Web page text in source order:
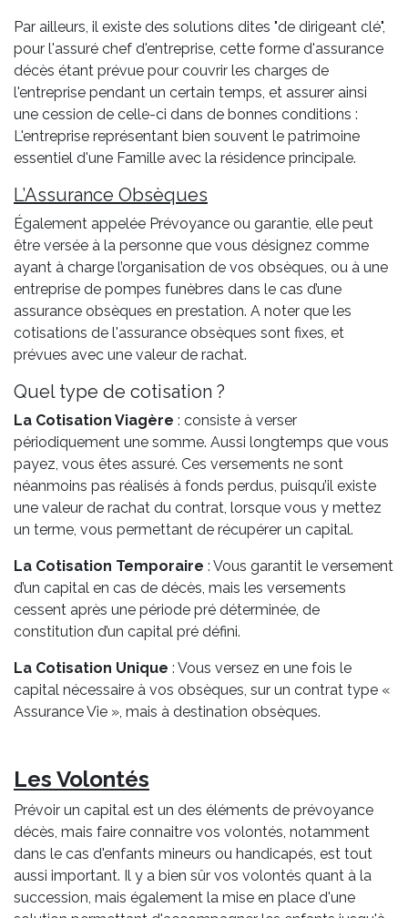
Par ailleurs, il existe des solutions dites "de dirigeant clé",
pour l'assuré chef d'entreprise, cette forme d'assurance
décès étant prévue pour couvrir les charges de
l'entreprise pendant un certain temps, et assurer ainsi
une cession de celle-ci dans de bonnes conditions :
L'entreprise représentant bien souvent le patrimoine
essentiel d'une Famille avec la résidence principale.
L’Assurance Obsèques
Également appelée Prévoyance ou garantie, elle peut
être versée à la personne que vous désignez comme
ayant à charge l’organisation de vos obsèques, ou à une
entreprise de pompes funèbres dans le cas d’une
assurance obsèques en prestation. A noter que les
cotisations de l'assurance obsèques sont fixes, et
prévues avec une valeur de rachat.
Quel type de cotisation ?
La Cotisation Viagère : consiste à verser
périodiquement une somme. Aussi longtemps que vous
payez, vous êtes assuré. Ces versements ne sont
néanmoins pas réalisés à fonds perdus, puisqu’il existe
une valeur de rachat du contrat, lorsque vous y mettez
un terme, vous permettant de récupérer un capital.
La Cotisation Temporaire : Vous garantit le versement
d’un capital en cas de décès, mais les versements
cessent après une période pré déterminée, de
constitution d’un capital pré défini.
La Cotisation Unique : Vous versez en une fois le
capital nécessaire à vos obsèques, sur un contrat type «
Assurance Vie », mais à destination obsèques.
Les Volontés
Prévoir un capital est un des éléments de prévoyance
décès, mais faire connaitre vos volontés, notamment
dans le cas d'enfants mineurs ou handicapés, est tout
aussi important. Il y a bien sûr vos volontés quant à la
succession, mais également la mise en place d'une